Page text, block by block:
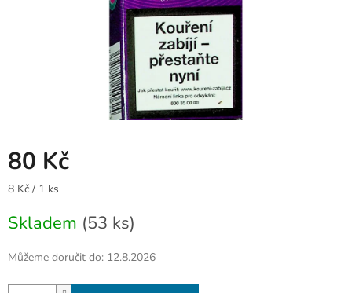
80 Kč
Měrná
8 Kč / 1 ks
Skladem (53 ks)
Můžeme doručit do: 12.8.2026